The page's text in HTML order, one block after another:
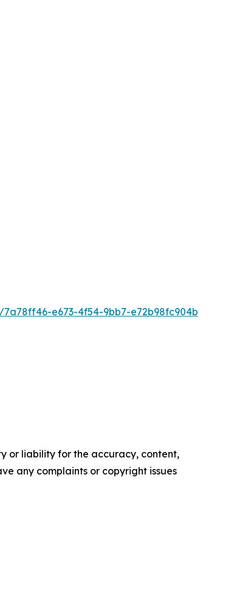
e673-4f54-9bb7-e72b98fc904b
or liability for the accuracy, content,
any complaints or copyright issues